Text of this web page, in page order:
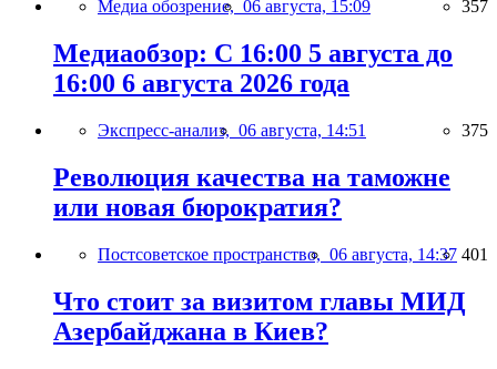
Медиа обозрение, 06 августа, 15:09 357
Медиаобзор: С 16:00 5 августа до
16:00 6 августа 2026 года
Экспресс-анализ, 06 августа, 14:51 375
Революция качества на таможне
или новая бюрократия?
Постсоветское пространство, 06 августа, 14:37 401
Что стоит за визитом главы МИД
Азербайджана в Киев?